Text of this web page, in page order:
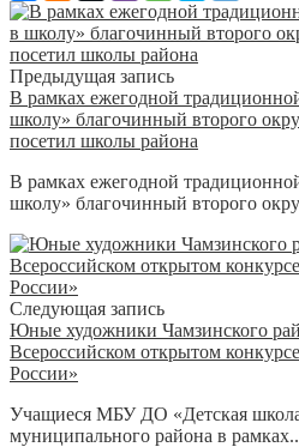
Предыдущая запись
В рамках ежегодной
школу» благочинный второго
посетил школы района
В рамках ежегодной
школу» благочинный второго
Следующая запись
Юные художники Чамзинского
Всероссийском открытом
России»
Учащиеся МБУ ДО «Детская школа
муниципального района в